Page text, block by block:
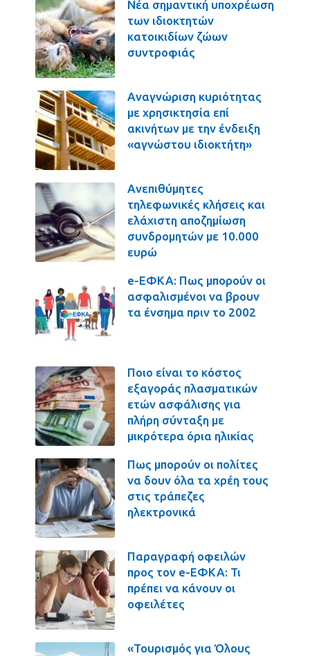
Νέα σημαντική υποχρέωση
των ιδιοκτητών
κατοικιδίων ζώων
συντροφιάς
Αναγνώριση κυριότητας
με χρησικτησία επί
ακινήτων με την ένδειξη
«αγνώστου ιδιοκτήτη»
Ανεπιθύμητες
τηλεφωνικές κλήσεις και
ελάχιστη αποζημίωση
συνδρομητών με 10.000
ευρώ
e-ΕΦΚΑ: Πως μπορούν οι
ασφαλισμένοι να βρουν
τα ένσημα πριν το 2002
Ποιο είναι το κόστος
εξαγοράς πλασματικών
ετών ασφάλισης για
πλήρη σύνταξη με
μικρότερα όρια ηλικίας
Πως μπορούν οι πολίτες
να δουν όλα τα χρέη τους
στις τράπεζες
ηλεκτρονικά
Παραγραφή οφειλών
προς τον e-ΕΦΚΑ: Τι
πρέπει να κάνουν οι
οφειλέτες
«Τουρισμός για Όλους